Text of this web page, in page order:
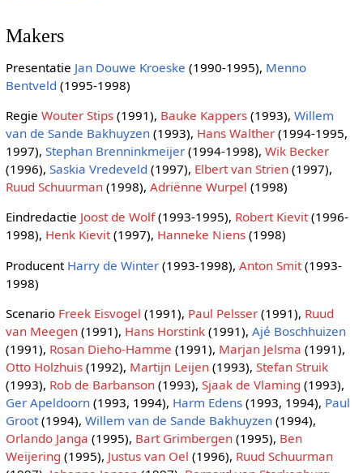
Makers
Presentatie Jan Douwe Kroeske (1990-1995), Menno
Bentveld (1995-1998)
Regie Wouter Stips(1991), Bauke Kappers(1993), Willem
van de Sande Bakhuyzen(1993), Hans Walther(1994-1995,
1997), Stephan Brenninkmeijer(1994-1998), Wik Becker
(1996), Saskia Vredeveld (1997), Elbert van Strien(1997),
Ruud Schuurman(1998), Adriënne Wurpel (1998)
Eindredactie Joost de Wolf(1993-1995), Robert Kievit(1996-
1998), Henk Kievit(1997), Hanneke Niens(1998)
Producent Harry de Winter(1993-1998), Anton Smit(1993-
1998)
Scenario Freek Eisvogel (1991), Paul Pelsser(1991), Ruud
van Meegen(1991), Hans Horstink(1991), Ajé Boschhuizen
(1991), Rosan Dieho-Hamme (1991), Marjan Jelsma (1991),
Otto Holzhuis(1992), Martijn Leijen(1993), Stefan Struik
(1993), Rob de Barbanson(1993), Sjaak de Vlaming (1993),
Ger Apeldoorn(1993, 1994), Harm Edens(1993, 1994), Paul
Groot(1994), Willem van de Sande Bakhuyzen(1994),
Orlando Janga (1995), Bart Grimbergen(1995), Ben
Weijering (1995), Justus van Oel (1996), Ruud Schuurman